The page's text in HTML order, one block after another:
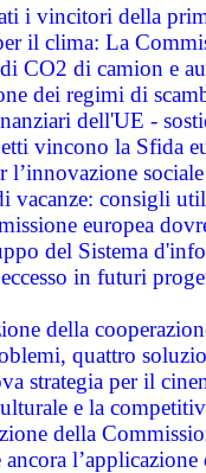
i vincitori della
il clima: La
CO2 di camion e
dei regimi di
dell'UE -
vincono la Sfida
l’innovazione sociale
vacanze: consigli
europea
del Sistema
eccesso in futuri
della
quattro
strategia per il
e la
della